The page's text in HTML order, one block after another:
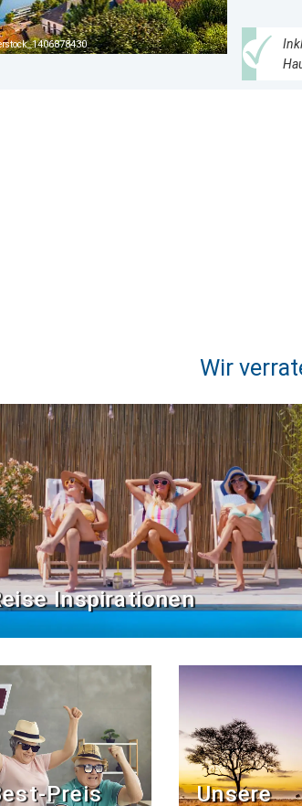
Wir
Inspirationen
Preis Unsere